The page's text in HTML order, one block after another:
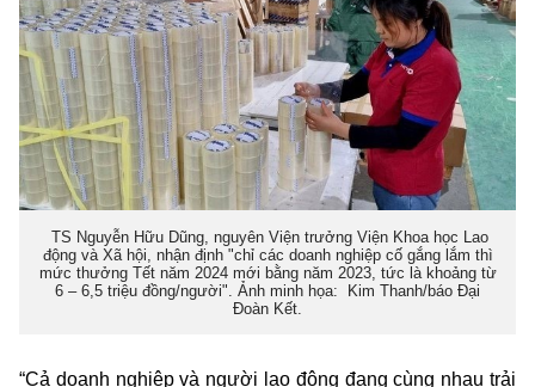
TS Nguyễn Hữu Dũng, nguyên Viện trưởng Viện Khoa học Lao
động và Xã hội, nhận định "chỉ các doanh nghiệp cố gắng lắm thì
mức thưởng Tết năm 2024 mới bằng năm 2023, tức là khoảng từ
6 – 6,5 triệu đồng/người". Ảnh minh họa: Kim Thanh/báo Đại
Đoàn Kết.
“Cả doanh nghiệp và người lao động đang cùng nhau trải